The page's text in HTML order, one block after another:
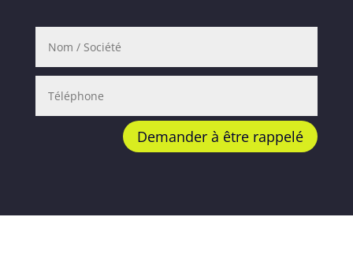
Demander à être rappelé